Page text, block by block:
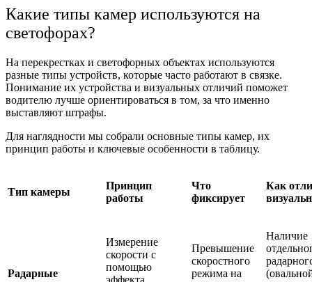
Какие типы камер используются на
светофорах?
На перекрестках и светофорных объектах используются
разные типы устройств, которые часто работают в связке.
Понимание их устройства и визуальных отличий поможет
водителю лучше ориентироваться в том, за что именно
выставляют штрафы.
Для наглядности мы собрали основные типы камер, их
принцип работы и ключевые особенности в таблицу.
Тип камеры
Принцип
работы
Что
фиксирует
Как
Радарные
Измерение
скорости с
помощью
Превышение
скоростного
режима на
Наличие